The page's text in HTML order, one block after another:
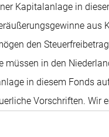
Kapitalanlage in
den
müssen in den
in diesem Fonds
Vorschriften.